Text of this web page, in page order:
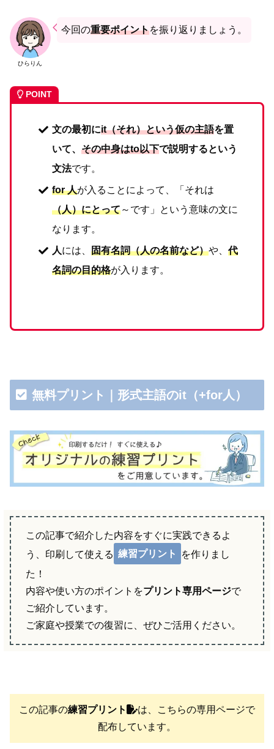
ひらりん
今回の重要ポイントを振り返りましょう。
POINT
文の最初にit（それ）という仮の主語を置
いて、 その中身はto以下で説明するという
文法です。
for 人が入ることによって、「それは
（人）にとって～です」という意味の文に
なります。
人には、 固有名詞（人の名前など）や、代
名詞の目的格が入ります。
無料プリント｜形式主語のit（+for人）
この記事で紹介した内容をすぐに実践できるよ
う、印刷して使える 練習プリント
を作りまし
た！
内容や使い方のポイントをプリント専用ページで
ご紹介しています。
ご家庭や授業での復習に、ぜひご活用ください。
この記事の練習プリント
は、こちらの専用ページで
配布しています。